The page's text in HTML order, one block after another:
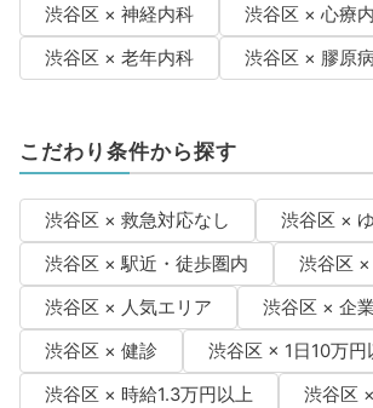
渋谷区 × 神経内科
渋谷区 × 心療
渋谷区 × 老年内科
渋谷区 × 膠原
こだわり条件から探す
渋谷区 × 救急対応なし
渋谷区 ×
渋谷区 × 駅近・徒歩圏内
渋谷区
渋谷区 × 人気エリア
渋谷区 × 企
渋谷区 × 健診
渋谷区 × 1日10万円
渋谷区 × 時給1.3万円以上
渋谷区